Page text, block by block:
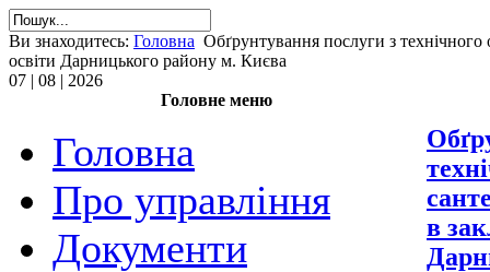
Ви знаходитесь: Головна Обґрунтування послуги з технічного
освіти Дарницького району м. Києва
07 | 08 | 2026
Головне меню
Головна
Про управління
Документи
в